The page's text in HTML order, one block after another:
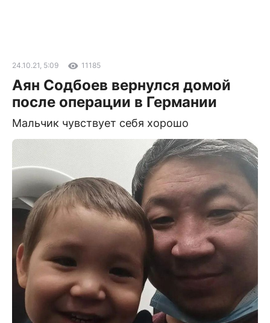
24.10.21, 5:09 11185
Аян Содбоев вернулся домой
после операции в Германии
Мальчик чувствует себя хорошо